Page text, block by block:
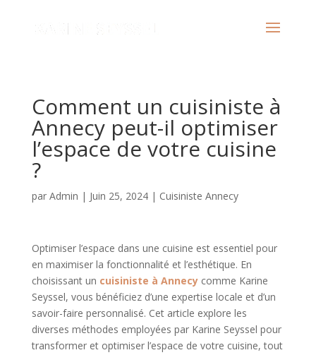
Comment un cuisiniste à
Annecy peut-il optimiser
l’espace de votre cuisine
?
par Admin | Juin 25, 2024| Cuisiniste Annecy
Optimiser l’espace dans une cuisine est essentiel pour
en maximiser la fonctionnalité et l’esthétique. En
choisissant un cuisiniste à Annecycomme Karine
Seyssel, vous bénéficiez d’une expertise locale et d’un
savoir-faire personnalisé. Cet article explore les
diverses méthodes employées par Karine Seyssel pour
transformer et optimiser l’espace de votre cuisine, tout